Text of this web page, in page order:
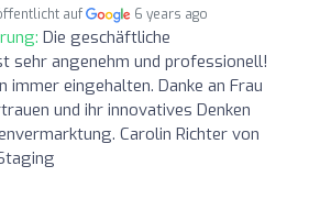
auf 6 years ago
Die geschäftliche
sehr angenehm und professionell!
immer eingehalten. Danke an Frau
und ihr innovatives Denken
Carolin Richter von